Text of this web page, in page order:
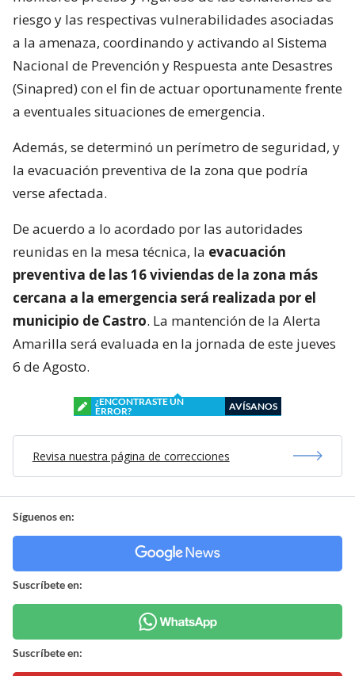
riesgo y las respectivas vulnerabilidades asociadas
a la amenaza, coordinando y activando al Sistema
Nacional de Prevención y Respuesta ante Desastres
(Sinapred) con el fin de actuar oportunamente frente
a eventuales situaciones de emergencia.
Además, se determinó un perímetro de seguridad, y
la evacuación preventiva de la zona que podría
verse afectada.
De acuerdo a lo acordado por las autoridades
reunidas en la mesa técnica, la evacuación
preventiva de las 16 viviendas de la zona más
cercana a la emergencia será realizada por el
municipio de Castro. La mantención de la Alerta
Amarilla será evaluada en la jornada de este jueves
6 de Agosto.
¿ENCONTRASTE UN
ERROR?
AVÍSANOS
Revisa nuestra página de correcciones
Síguenos en:
Suscríbete en:
Suscríbete en: